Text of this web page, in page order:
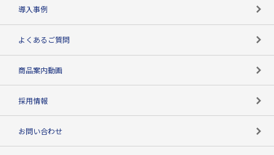
導入事例
よくあるご質問
商品案内動画
採用情報
お問い合わせ